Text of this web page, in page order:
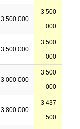
3 500 000
3 500
000
3 500 000
3 500
000
3 000 000
3 500
000
3 800 000
3 437
500